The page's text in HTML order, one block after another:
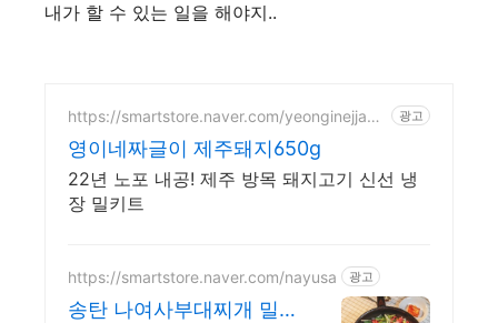
내가 할 수 있는 일을 해야지..
https://smartstore.naver.com/yeonginejjage
광고
영이네짜글이 제주돼지650g
22년 노포 내공! 제주 방목 돼지고기 신선 냉
장 밀키트
https://smartstore.naver.com/nayusa 광고
송탄 나여사부대찌개 밀